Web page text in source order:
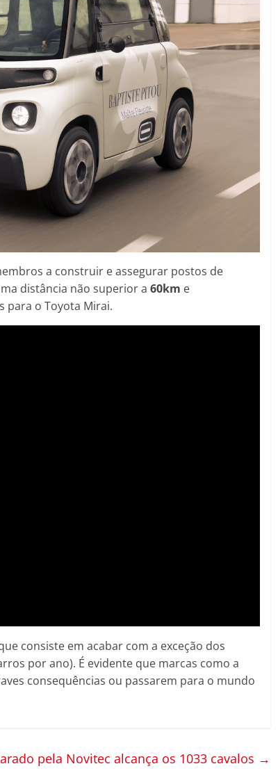
a construir e assegurar postos de
distância não superior a 60km e
para o Toyota Mirai.
consiste em acabar com a exceção dos
por ano). É evidente que marcas como a
consequências ou passarem para o mundo
pela Novitec alcança os 1033 cavalos →